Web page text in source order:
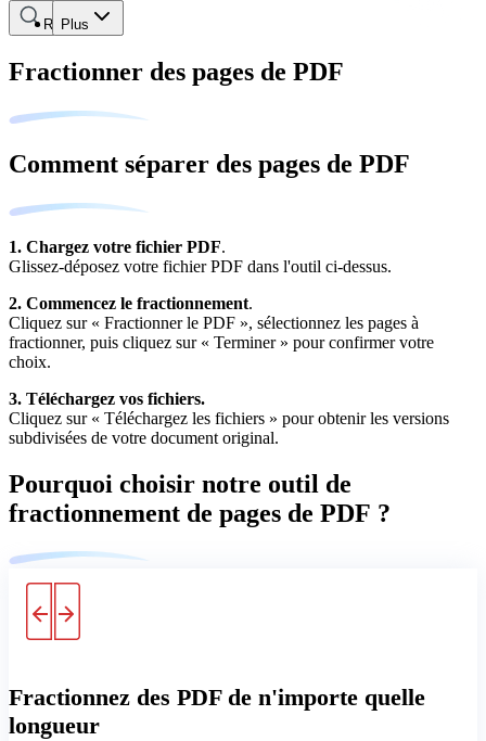
Plus
Rechercher
Fractionner des pages de PDF
Comment séparer des pages de PDF
1. Chargez votre fichier PDF.
Glissez-déposez votre fichier PDF dans l'outil ci-dessus.
2. Commencez le fractionnement.
Cliquez sur « Fractionner le PDF », sélectionnez les pages à
fractionner, puis cliquez sur « Terminer » pour confirmer votre
choix.
3. Téléchargez vos fichiers.
Cliquez sur « Téléchargez les fichiers » pour obtenir les versions
subdivisées de votre document original.
Pourquoi choisir notre outil de
fractionnement de pages de PDF ?
Fractionnez des PDF de n'importe quelle
longueur